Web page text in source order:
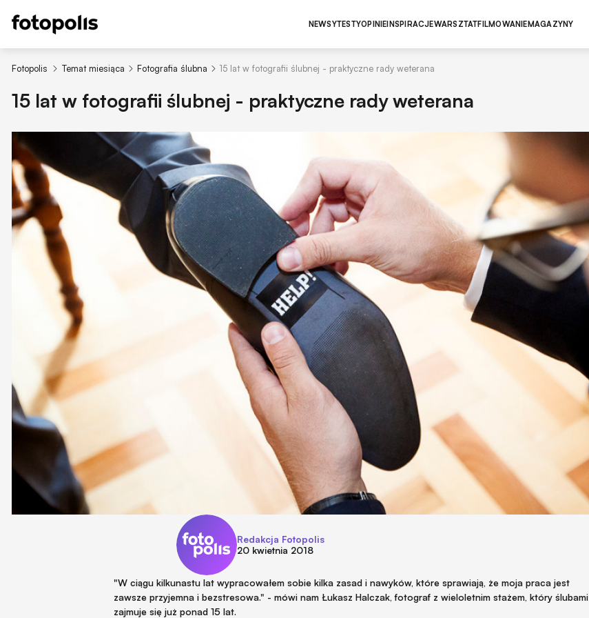
NEWSYTESTYOPINIEINSPIRACJEWARSZTATFILMOWANIEMAGAZYNY
Fotopolis Temat miesiąca Fotografia ślubna 15 lat w fotografii ślubnej - praktyczne rady weterana
15 lat w fotografii ślubnej - praktyczne rady weterana
Redakcja Fotopolis
20 kwietnia 2018
"W ciągu kilkunastu lat wypracowałem sobie kilka zasad i nawyków, które sprawiają, że moja praca jest
zawsze przyjemna i bezstresowa." - mówi nam Łukasz Halczak, fotograf z wieloletnim stażem, który ślubami
zajmuje się już ponad 15 lat.